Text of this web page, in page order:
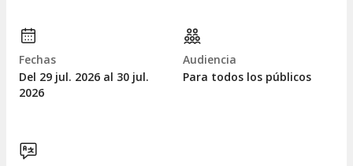
Fechas
Del 29 jul. 2026 al 30 jul.
2026
Audiencia
Para todos los públicos